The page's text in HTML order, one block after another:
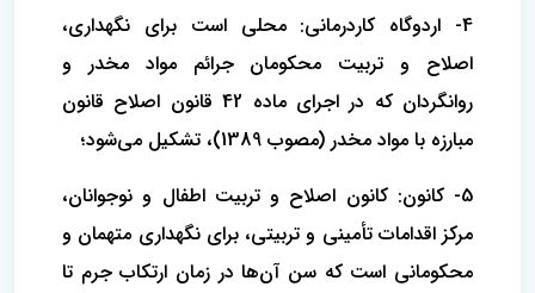
4- اردوگاه کاردرمانی: محلی است برای نگهداری،
اصلاح و تربیت محکومان جرائم مواد مخدر و
روانگردان که در اجرای ماده 42 قانون اصلاح قانون
مبارزه با مواد مخدر (مصوب 1389)، تشکیل می‌شود؛
5- کانون: کانون اصلاح و تربیت اطفال و نوجوانان،
مرکز اقدامات تأمینی و تربیتی، برای نگهداری متهمان و
محکومانی است که سن آن‌ها در زمان ارتکاب جرم تا